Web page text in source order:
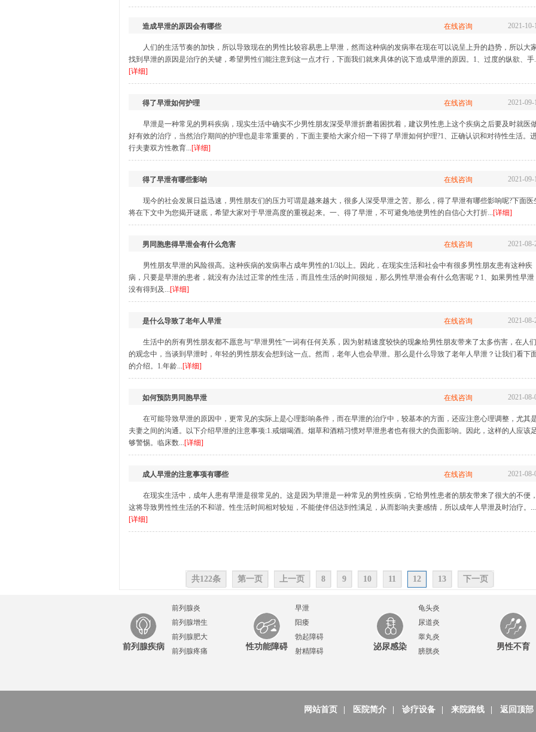
造成早泄的原因会有哪些 在线咨询 2021-10-
人们的生活节奏的加快，所以导致现在的男性比较容易患上早泄，然而这种病的发病率在现在可以说呈上升的趋势，所以大
找到早泄的原因是治疗的关键，希望男性们能注意到这一点才行，下面我们就来具体的说下造成早泄的原因。1、过度的纵欲、手
[详细]
得了早泄如何护理 在线咨询 2021-09-
早泄是一种常见的男科疾病，现实生活中确实不少男性朋友深受早泄折磨着困扰着，建议男性患上这个疾病之后要及时就医
好有效的治疗，当然治疗期间的护理也是非常重要的，下面主要给大家介绍一下得了早泄如何护理?1、正确认识和对待性生活。
行夫妻双方性教育...[详细]
得了早泄有哪些影响 在线咨询 2021-09-
现今的社会发展日益迅速，男性朋友们的压力可谓是越来越大，很多人深受早泄之苦。那么，得了早泄有哪些影响呢?下面医
将在下文中为您揭开谜底，希望大家对于早泄高度的重视起来。一、得了早泄，不可避免地使男性的自信心大打折...[详细]
男同胞患得早泄会有什么危害 在线咨询 2021-08-
男性朋友早泄的风险很高。这种疾病的发病率占成年男性的1/3以上。因此，在现实生活和社会中有很多男性朋友患有这种疾
病，只要是早泄的患者，就没有办法过正常的性生活，而且性生活的时间很短，那么男性早泄会有什么危害呢？1、如果男性早泄
没有得到及...[详细]
是什么导致了老年人早泄 在线咨询 2021-08-
生活中的所有男性朋友都不愿意与“早泄男性”一词有任何关系，因为射精速度较快的现象给男性朋友带来了太多伤害，在人们
的观念中，当谈到早泄时，年轻的男性朋友会想到这一点。然而，老年人也会早泄。那么是什么导致了老年人早泄？让我们看下
的介绍。1.年龄...[详细]
如何预防男同胞早泄 在线咨询 2021-08-
在可能导致早泄的原因中，更常见的实际上是心理影响条件，而在早泄的治疗中，较基本的方面，还应注意心理调整，尤其
夫妻之间的沟通。以下介绍早泄的注意事项:1.戒烟喝酒。烟草和酒精习惯对早泄患者也有很大的负面影响。因此，这样的人应该足
够警惕。临床数...[详细]
成人早泄的注意事项有哪些 在线咨询 2021-08-
在现实生活中，成年人患有早泄是很常见的。这是因为早泄是一种常见的男性疾病，它给男性患者的朋友带来了很大的不便，
这将导致男性性生活的不和谐。性生活时间相对较短，不能使伴侣达到性满足，从而影响夫妻感情，所以成年人早泄及时治疗。...
[详细]
共122条 第一页 上一页 8 9 10 11 12 13 下一页
前列腺疾病
前列腺炎
前列腺增生
前列腺肥大
前列腺疼痛
性功能障碍
早泄
阳痿
勃起障碍
射精障碍
泌尿感染
龟头炎
尿道炎
睾丸炎
膀胱炎
男性不育
网站首页 医院简介 诊疗设备 来院路线 返回顶部